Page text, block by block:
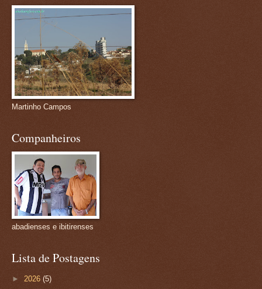
Martinho Campos
Companheiros
abadienses e ibitirenses
Lista de Postagens
► 2026 (5)